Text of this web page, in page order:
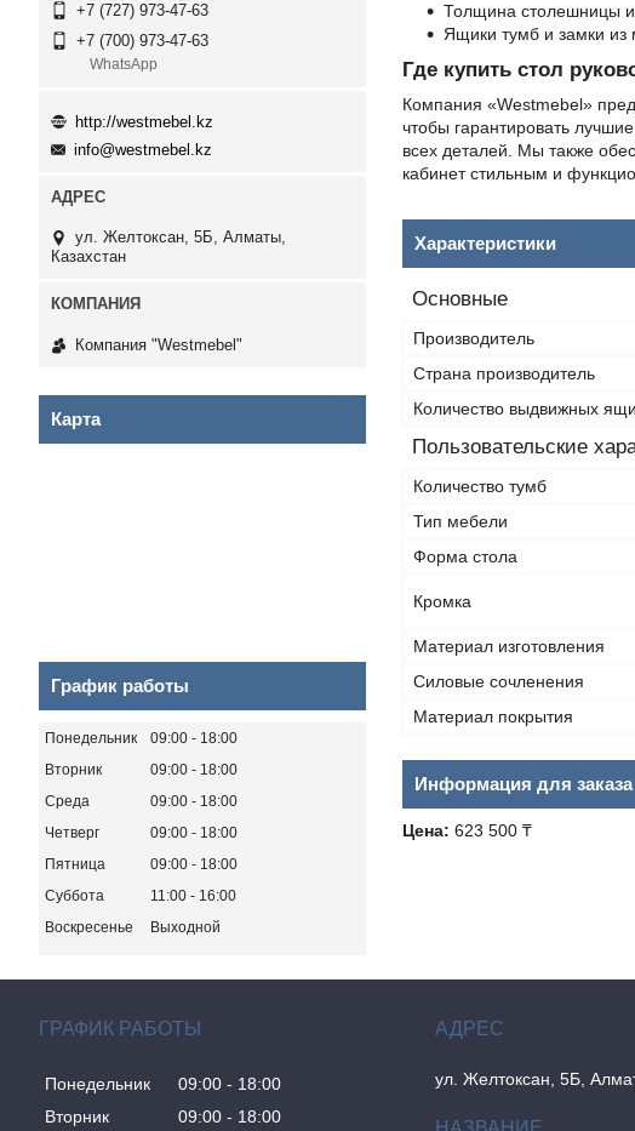
Толщина столешницы
Ящики тумб и замки из
Где купить стол
Компания «Westmebel»
чтобы гарантировать
всех деталей. Мы также
кабинет стильным и
Характеристики
Основные
Производитель
Страна производитель
Количество выдвижных
Пользовательские
Количество тумб
Тип мебели
Форма стола
Кромка
Материал изготовления
Силовые сочленения
Материал покрытия
Информация для заказа
Цена: 623 500 ₸
+7 (727) 973-47-63
+7 (700) 973-47-63
WhatsApp
http://westmebel.kz
info@westmebel.kz
ул. Желтоксан, 5Б, Алматы,
Казахстан
Компания "Westmebel"
Карта
График работы
Понедельник 09:00
18:00
Вторник
09:00
18:00
Среда
09:00
18:00
Четверг
09:00
18:00
Пятница
09:00
18:00
Суббота
11:00
16:00
Воскресенье
Выходной
ГРАФИК РАБОТЫ
Понедельник 09:00
18:00
Вторник
09:00 18:00
ул. Желтоксан, 5Б,